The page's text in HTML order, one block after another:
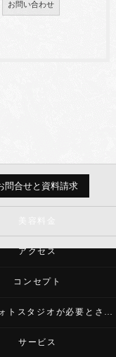
お問い合わせ
問合せと資料請求
アクセス
コンセプト
岡山のフォトスタジオが必要とされる理由
サービス